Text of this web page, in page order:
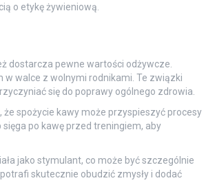
o etykę żywieniową.
dostarcza pewne wartości odżywcze.
walce z wolnymi rodnikami. Te związki
się do poprawy ogólnego zdrowia.
że spożycie kawy może przyspieszyć procesy
po kawę przed treningiem, aby
jako stymulant, co może być szczególnie
skutecznie obudzić zmysły i dodać